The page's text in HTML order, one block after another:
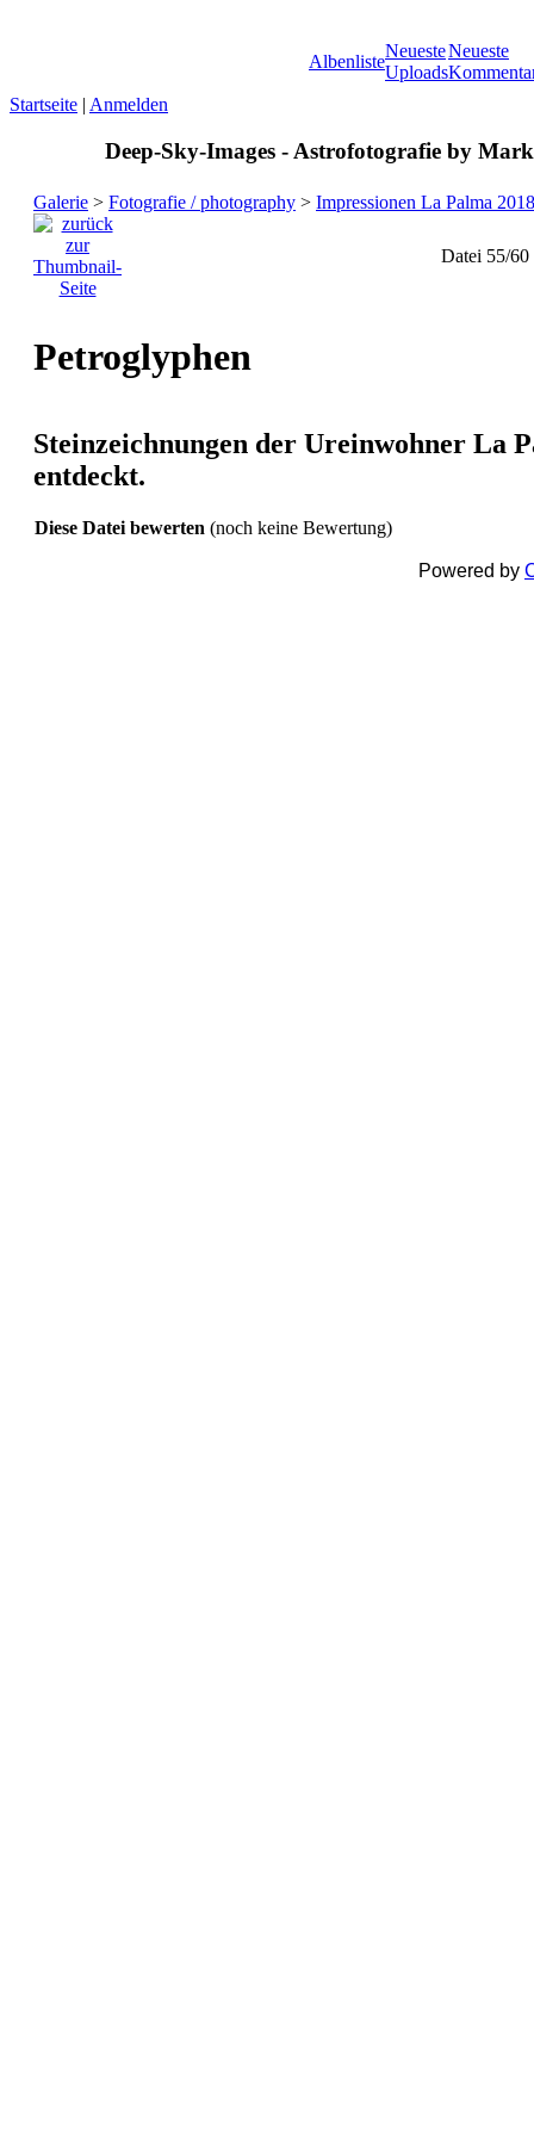
Albenliste
Neueste
Uploads
Neueste
Startseite | Anmelden
Deep-Sky-Images - Astrofotografie by
Galerie > Fotografie / photography > Impressionen La Palma 2018
Datei 55/60
Petroglyphen
Steinzeichnungen der Ureinwohner La
entdeckt.
Diese Datei bewerten (noch keine Bewertung)
Powered by